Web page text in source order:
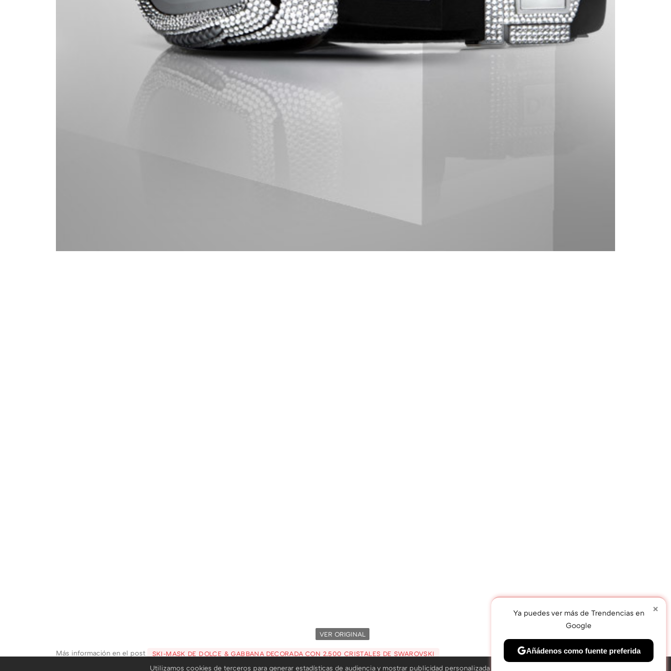
VER ORIGINAL
TWEET
Más información en el post SKI-MASK DE DOLCE & GABBANA DECORADA CON 2.500 CRISTALES DE SWAROVSKI
Utilizamos cookies de terceros para generar estadísticas de audiencia y mostrar publicidad personalizada
×
Ya puedes ver más de Trendencias en
Google
Añádenos como fuente preferida